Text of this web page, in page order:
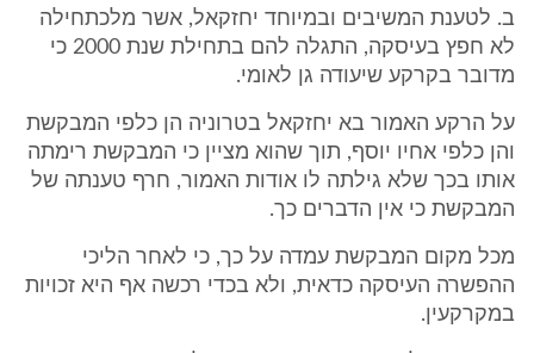
ב. לטענת המשיבים ובמיוחד יחזקאל, אשר מלכתחילה
לא חפץ בעיסקה, התגלה להם בתחילת שנת 2000 כי
מדובר בקרקע שיעודה גן לאומי.
על הרקע האמור בא יחזקאל בטרוניה הן כלפי המבקשת
והן כלפי אחיו יוסף, תוך שהוא מציין כי המבקשת רימתה
אותו בכך שלא גילתה לו אודות האמור, חרף טענתה של
המבקשת כי אין הדברים כך.
מכל מקום המבקשת עמדה על כך, כי לאחר הליכי
ההפשרה העיסקה כדאית, ולא בכדי רכשה אף היא זכויות
במקרקעין.